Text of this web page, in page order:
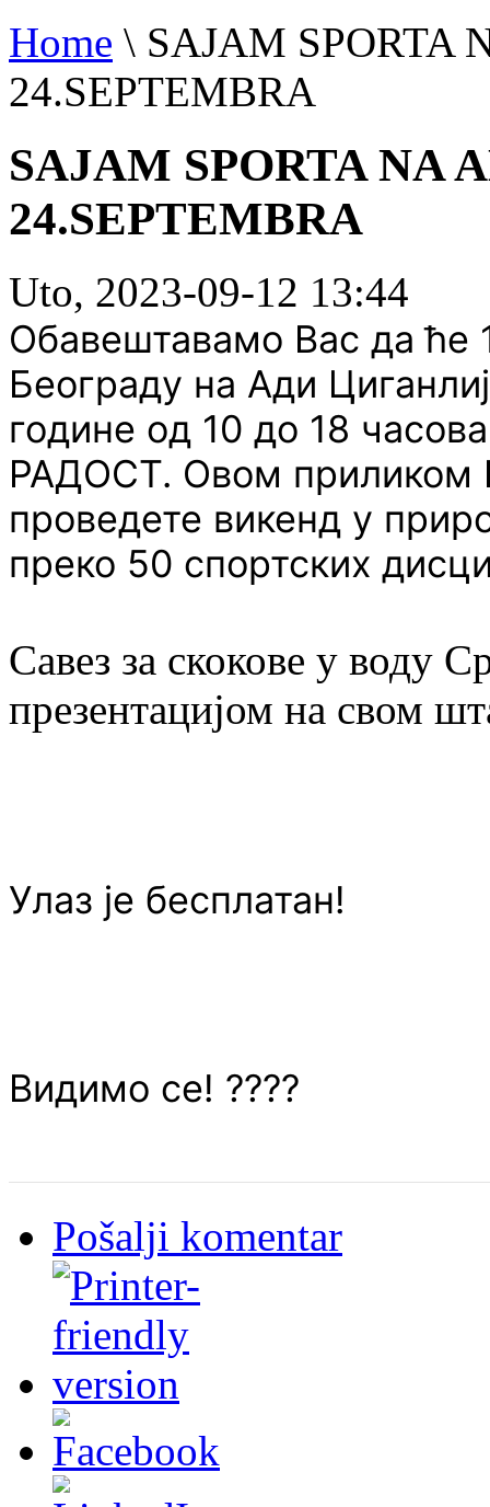
Home \ SAJAM SPORTA
24.SEPTEMBRA
SAJAM SPORTA NA
24.SEPTEMBRA
Uto, 2023-09-12 13:44
Обавештавамо Вас да ће
Београду на Ади
године од 10 до 18
РАДОСТ. Овом приликом
проведете викенд у
преко 50 спортских
Савез за скокове у воду
презентацијом на свом
Улаз је бесплатан!
Видимо се! ????
Pošalji komentar